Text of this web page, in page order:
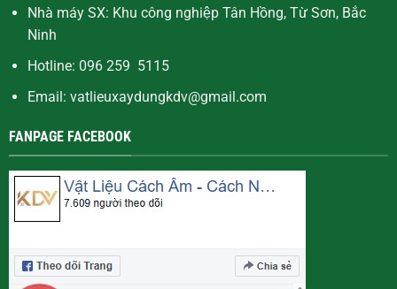
Nhà máy SX: Khu công nghiệp Tân Hồng, Từ Sơn, Bắc
Ninh
Hotline: 096 259 5115
Email: vatlieuxaydungkdv@gmail.com
FANPAGE FACEBOOK